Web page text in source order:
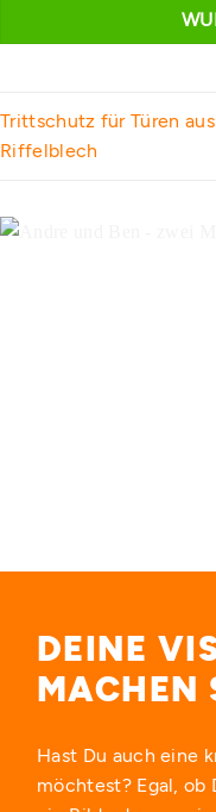
Trittschutz für Türen aus
Riffelblech
DEINE
MACHEN
Hast Du auch eine
möchtest? Egal, ob